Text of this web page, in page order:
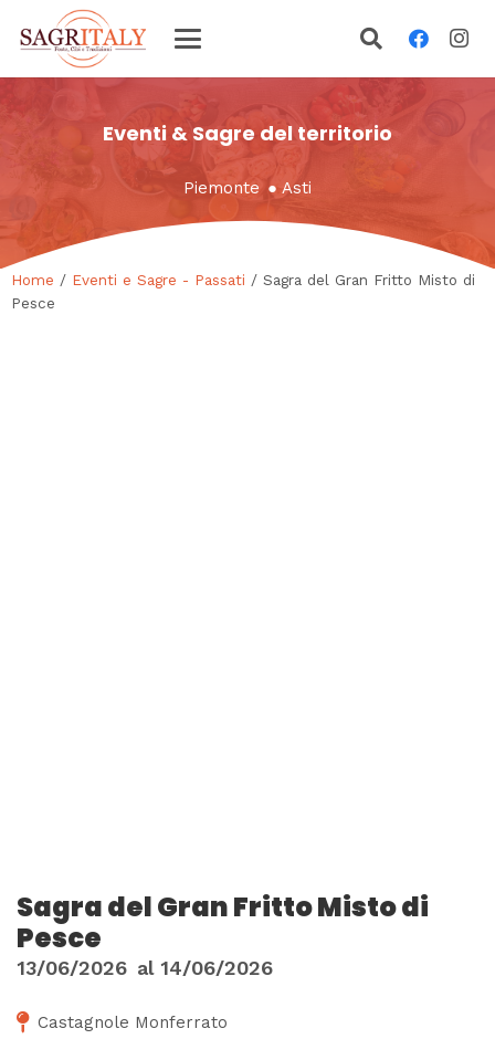
Eventi & Sagre del territorio
Piemonte ● Asti
Home / Eventi e Sagre - Passati / Sagra del Gran Fritto Misto di
Pesce
Sagra del Gran Fritto Misto di
Pesce
13/06/2026 al 14/06/2026
Castagnole Monferrato